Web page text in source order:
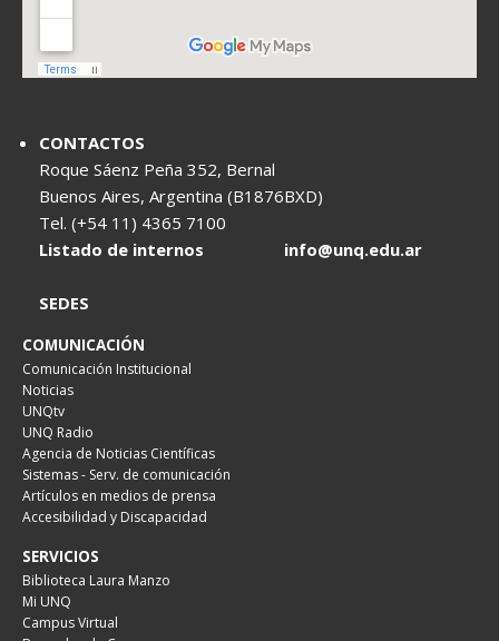
CONTACTOS
Roque Sáenz Peña 352, Bernal
Buenos Aires, Argentina (B1876BXD)
Tel. (+54 11) 4365 7100
Listado de internos
info@unq.edu.ar
SEDES
COMUNICACIÓN
Comunicación Institucional
Noticias
UNQtv
UNQ Radio
Agencia de Noticias Científicas
Sistemas - Serv. de comunicación
Artículos en medios de prensa
Accesibilidad y Discapacidad
SERVICIOS
Biblioteca Laura Manzo
Mi UNQ
Campus Virtual